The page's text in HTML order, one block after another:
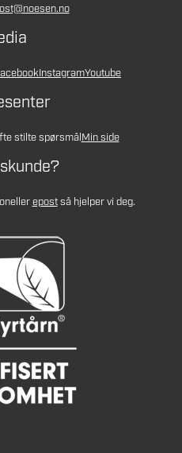
InstagramYoutube
stilte spørsmålMin side
ellerepostså hjelper vi deg.